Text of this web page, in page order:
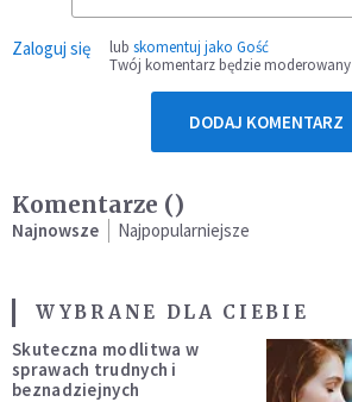
Zaloguj się lub skomentuj jako Gość
Twój komentarz będzie moderowany
DODAJ KOMENTARZ
Komentarze ()
Najnowsze Najpopularniejsze
WYBRANE DLA CIEBIE
Skuteczna modlitwa w
sprawach trudnych i
beznadziejnych